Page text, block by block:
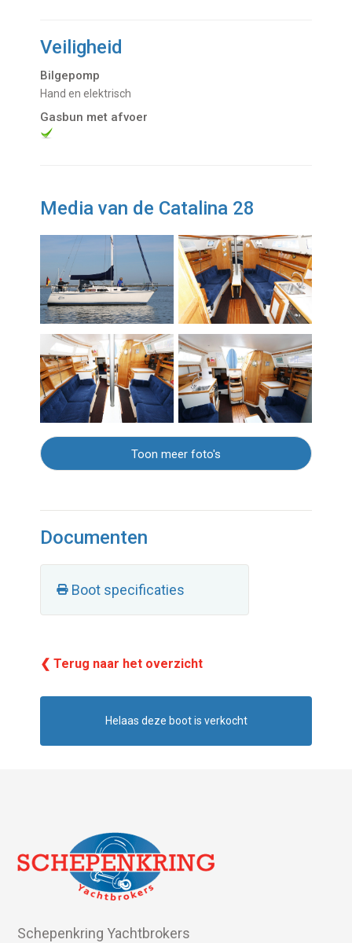
Veiligheid
Bilgepomp
Hand en elektrisch
Gasbun met afvoer
Media van de Catalina 28
Toon meer foto's
Documenten
Boot specificaties
❮ Terug naar het overzicht
Helaas deze boot is verkocht
Schepenkring Yachtbrokers